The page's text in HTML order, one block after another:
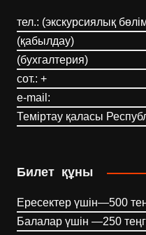
тел.: (экскурсиялық
(қабылдау)
(бухгалтерия)
сот.: +
e-mail:
Теміртау қаласы
Билет құны
Ересектер үшін—500
Балалар үшін —250